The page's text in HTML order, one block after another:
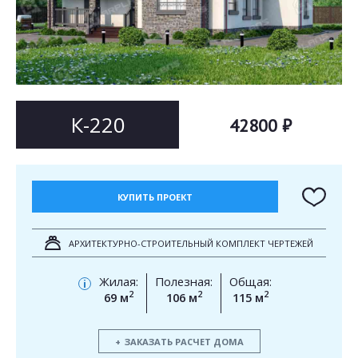
К-220 42800 ₽
КУПИТЬ ПРОЕКТ
АРХИТЕКТУРНО-СТРОИТЕЛЬНЫЙ КОМПЛЕКТ ЧЕРТЕЖЕЙ
i
Жилая:
69 м2
Полезная:
106 м2
Общая:
115 м2
ЗАКАЗАТЬ РАСЧЕТ ДОМА
Согласен на обработку персональных данных
ОТПРАВИТЬ
Согласен на обработку персональных данных
This site is protected by reCAPTCHA and the GooglePrivacy PolicyandTerms of Service
apply.